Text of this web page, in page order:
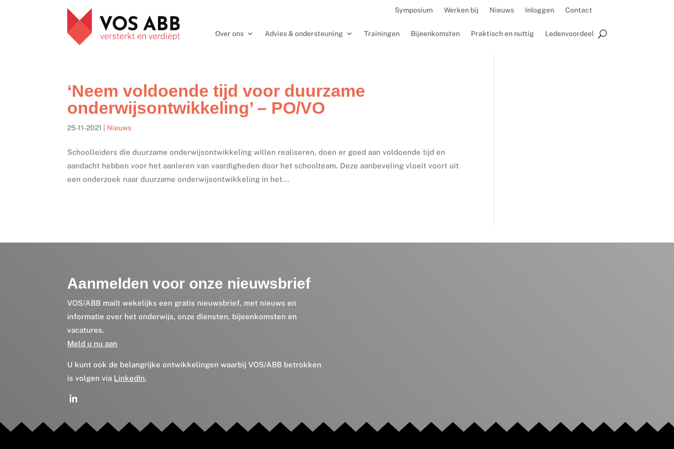
Symposium Werken bij Nieuws Inloggen Contact
Over ons Advies & ondersteuning Trainingen Bijeenkomsten Praktisch en nuttig Ledenvoordeel
‘Neem voldoende tijd voor duurzame
onderwijsontwikkeling’ – PO/VO
25-11-2021 Nieuws
Schoolleiders die duurzame onderwijsontwikkeling willen realiseren, doen er goed aan voldoende tijd en
aandacht hebben voor het aanleren van vaardigheden door het schoolteam. Deze aanbeveling vloeit voort uit
een onderzoek naar duurzame onderwijsontwikkeling in het...
Aanmelden voor onze nieuwsbrief
VOS/ABB mailt wekelijks een gratis nieuwsbrief, met nieuws en
informatie over het onderwijs, onze diensten, bijeenkomsten en
vacatures.
Meld u nu aan
U kunt ook de belangrijke ontwikkelingen waarbij VOS/ABB betrokken
is volgen via LinkedIn.